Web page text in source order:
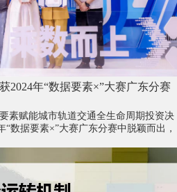
2024年“数据要素×”大赛广东分赛
素赋能城市轨道交通全生命周期投资决
“数据要素×”大赛广东分赛中脱颖而出，